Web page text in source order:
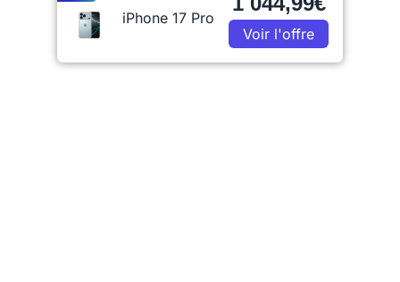
iPhone 17 Pro
Voir l'offre